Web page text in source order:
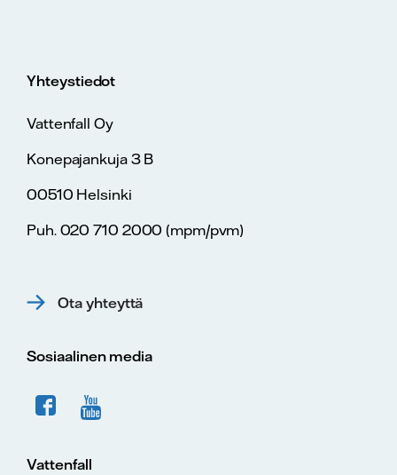
Yhteystiedot
Vattenfall Oy
Konepajankuja 3 B
00510 Helsinki
Puh. 020 710 2000 (mpm/pvm)
Ota yhteyttä
Sosiaalinen media
Vattenfall